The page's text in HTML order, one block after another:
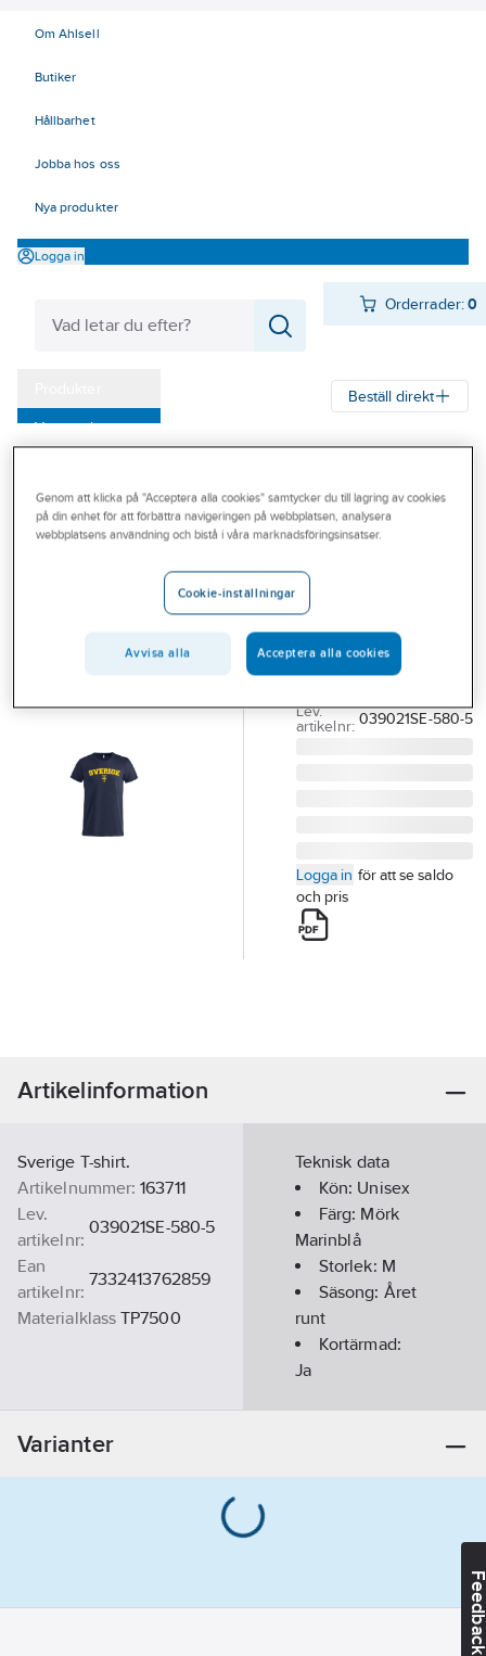
Om Ahlsell
Butiker
Hållbarhet
Jobba hos oss
Nya produkter
Logga in
Orderrader:0
Varumärken
Outlet
Branscher
Beställ direkt
CLIQUE
T-shirt Clique
039021SE SWE
039021SE SWE RETAIL
UNISEX MÖRK MARIN
M
Lev.
artikelnr: 039021SE-580-5
Logga in för att se saldo
och pris
Artikelinformation
Sverige T-shirt.
Artikelnummer: 163711
Lev.
artikelnr:
039021SE-580-5
Ean
artikelnr:
7332413762859
Materialklass TP7500
Teknisk data
Kön: Unisex
Färg: Mörk
Marinblå
Storlek: M
Säsong: Året
runt
Kortärmad:
Ja
Varianter
Genom att klicka på "Acceptera alla cookies" samtycker du till lagring av cookies
på din enhet för att förbättra navigeringen på webbplatsen, analysera
webbplatsens användning och bistå i våra marknadsföringsinsatser.
Cookie-inställningar
Avvisa alla Acceptera alla cookies